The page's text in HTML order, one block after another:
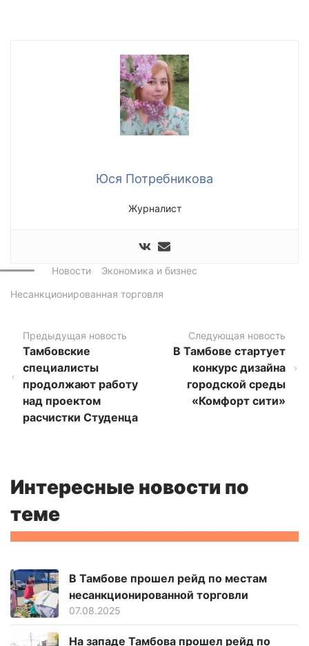
Юся Потребникова
Журналист
Новости
Экономика и бизнес
Несанкционированная торговля
Предыдущая новость
Тамбовские
специалисты
продолжают работу
над проектом
расчистки Студенца
Следующая новость
В Тамбове стартует
конкурс дизайна
городской среды
«Комфорт сити»
Интересные новости по
теме
В Тамбове прошел рейд по местам
несанкционированной торговли
07.08.2025
На западе Тамбова прошел рейд по